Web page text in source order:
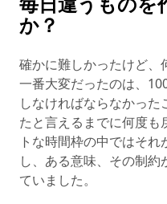
か？
確かに難しかったけど、
一番大変だったのは、
しなければならなかっ
たと言えるまでに何度も
トな時間枠の中ではそ
し、ある意味、その制
ていました。